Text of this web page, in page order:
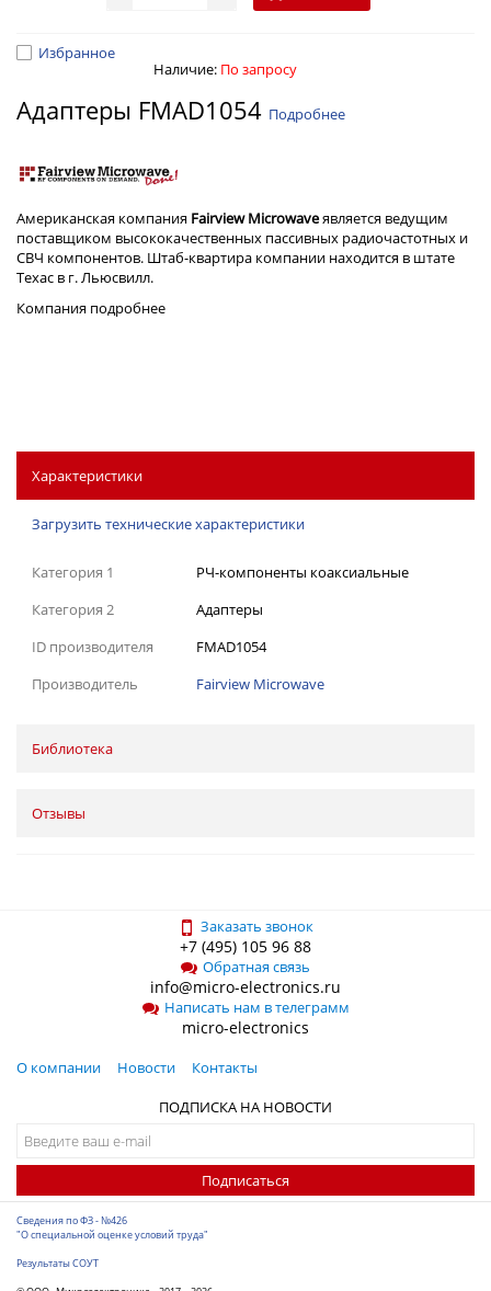
Избранное
Наличие: По запросу
Адаптеры FMAD1054 Подробнее
Американская компания Fairview Microwaveявляется ведущим
поставщиком высококачественных пассивных радиочастотных и
СВЧ компонентов. Штаб-квартира компании находится в штате
Техас в г. Льюсвилл.
Компания подробнее
Характеристики
Загрузить технические характеристики
Категория 1
РЧ-компоненты коаксиальные
Категория 2
Адаптеры
ID производителя
FMAD1054
Производитель
Fairview Microwave
Библиотека
Отзывы
Заказать звонок
+7 (495) 105 96 88
Обратная связь
info@micro-electronics.ru
Написать нам в телеграмм
micro-electronics
О компании Новости
Контакты
ПОДПИСКА НА НОВОСТИ
Подписаться
Сведения по ФЗ - №426
"О специальной оценке условий труда"
Результаты СОУТ